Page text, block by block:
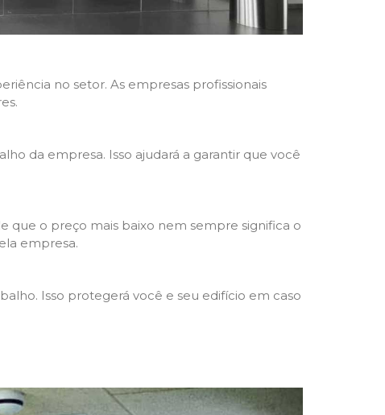
no setor. As empresas profissionais
da empresa. Isso ajudará a garantir que você
que o preço mais baixo nem sempre significa o
empresa.
Isso protegerá você e seu edifício em caso